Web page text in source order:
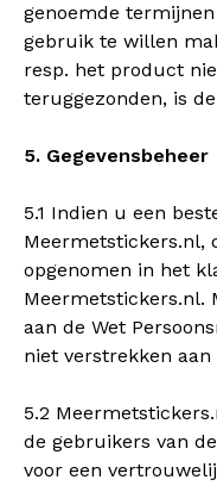
genoemde
gebruik te willen
resp. het product
teruggezonden, is
5. Gegevensbeheer
5.1 Indien u een
Meermetstickers.nl,
opgenomen in het
Meermetstickers.nl.
aan de Wet
niet verstrekken aan
5.2
de gebruikers van
voor een